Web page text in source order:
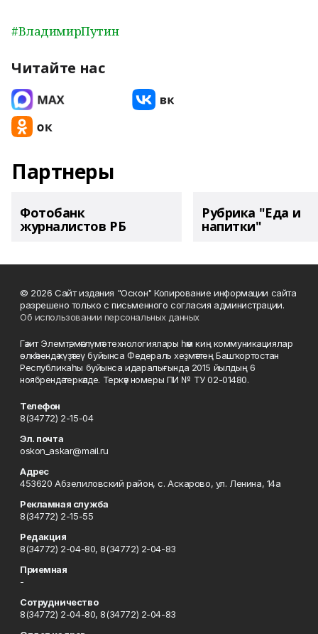
#ВладимирПутин
Читайте нас
Партнеры
Фотобанк
журналистов РБ
Рубрика "Еда и
напитки"
© 2026 Сайт издания "Оскон" Копирование информации сайта
разрешено только с письменного согласия администрации.
Об использовании персональных данных
Гәзит Элемтә, мәғлүмәт технологиялары һәм киң коммуникациялар
өлкәһендә күҙәтеү буйынса Федераль хеҙмәттең Башҡортостан
Республикаһы буйынса идаралығында 2015 йылдың 6
ноябрендә теркәлде. Теркәү номеры ПИ № ТУ 02-01480.
Телефон
8(34772) 2-15-04
Эл. почта
oskon_askar@mail.ru
Адрес
453620 Абзелиловский район, с. Аскарово, ул. Ленина, 14а
Рекламная служба
8(34772) 2-15-55
Редакция
8(34772) 2-04-80, 8(34772) 2-04-83
Приемная
-
Сотрудничество
8(34772) 2-04-80, 8(34772) 2-04-83